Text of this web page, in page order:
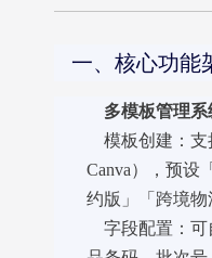
一、核心功能
多模板管理系
模板创建：
Canva），预设
约版」「跨境物
字段配置：